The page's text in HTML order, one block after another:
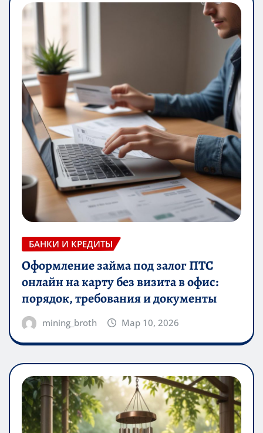
БАНКИ И КРЕДИТЫ
Оформление займа под залог ПТС
онлайн на карту без визита в офис:
порядок, требования и документы
mining_broth Мар 10, 2026